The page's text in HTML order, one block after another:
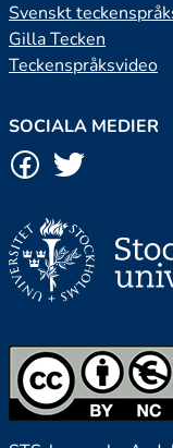
Svenskt
Gilla Tecken
Teckenspråksvideo
SOCIALA MEDIER